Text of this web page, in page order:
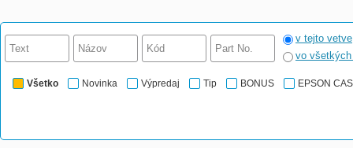
v tejto vetve
vo
Všetko Novinka Výpredaj Tip BONUS EPSON